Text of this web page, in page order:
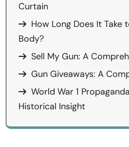
Curtain
How Long Does It Take
Body?
Sell My Gun: A
Gun Giveaways: A
World War 1
Historical Insight